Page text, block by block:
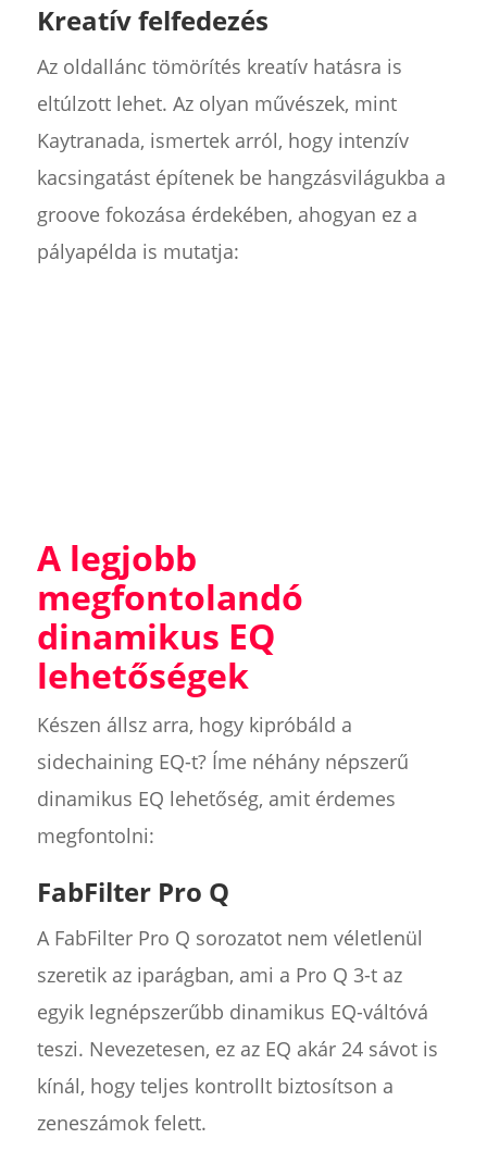
Kreatív felfedezés
Az oldallánc tömörítés kreatív hatásra is
eltúlzott lehet. Az olyan művészek, mint
Kaytranada, ismertek arról, hogy intenzív
kacsingatást építenek be hangzásvilágukba a
groove fokozása érdekében, ahogyan ez a
pályapélda is mutatja:
A legjobb
megfontolandó
dinamikus EQ
lehetőségek
Készen állsz arra, hogy kipróbáld a
sidechaining EQ-t? Íme néhány népszerű
dinamikus EQ lehetőség, amit érdemes
megfontolni:
FabFilter Pro Q
A FabFilter Pro Q sorozatot nem véletlenül
szeretik az iparágban, ami a Pro Q 3-t az
egyik legnépszerűbb dinamikus EQ-váltóvá
teszi. Nevezetesen, ez az EQ akár 24 sávot is
kínál, hogy teljes kontrollt biztosítson a
zeneszámok felett.